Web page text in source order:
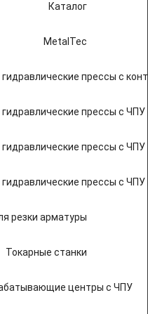
Каталог
MetalTec
прессы с
прессы с
прессы с ЧПУ
прессы с
резки арматуры
Токарные станки
центры с ЧПУ